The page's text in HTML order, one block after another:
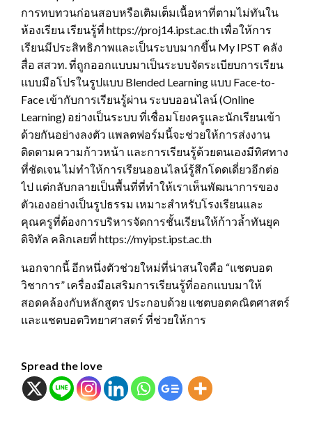
การทบทวนก่อนสอบหรือเติมเต็มเนื้อหาที่ตามไม่ทันใน
ห้องเรียน เรียนรู้ที่ https://proj14.ipst.ac.th เพื่อให้การ
เรียนมีประสิทธิภาพและเป็นระบบมากขึ้น My IPST คลัง
สื่อ สสวท. ที่ถูกออกแบบมาเป็นระบบจัดระเบียบการเรียน
แบบมือโปรในรูปแบบ Blended Learning แบบ Face-to-
Face เข้ากับการเรียนรู้ผ่าน ระบบออนไลน์ (Online
Learning) อย่างเป็นระบบ ที่เชื่อมโยงครูและนักเรียนเข้า
ด้วยกันอย่างลงตัว แพลตฟอร์มนี้จะช่วยให้การส่งงาน
ติดตามความก้าวหน้า และการเรียนรู้ด้วยตนเองมีทิศทาง
ที่ชัดเจน ไม่ทำให้การเรียนออนไลน์รู้สึกโดดเดี่ยวอีกต่อ
ไป แต่กลับกลายเป็นพื้นที่ที่ทำให้เราเห็นพัฒนาการของ
ตัวเองอย่างเป็นรูปธรรม เหมาะสำหรับโรงเรียนและ
คุณครูที่ต้องการบริหารจัดการชั้นเรียนให้ก้าวล้ำทันยุค
ดิจิทัล คลิกเลยที่ https://myipst.ipst.ac.th
นอกจากนี้ อีกหนึ่งตัวช่วยใหม่ที่น่าสนใจคือ “แชตบอต
วิชาการ” เครื่องมือเสริมการเรียนรู้ที่ออกแบบมาให้
สอดคล้องกับหลักสูตร ประกอบด้วย แชตบอตคณิตศาสตร์
และแชตบอตวิทยาศาสตร์ ที่ช่วยให้การ
Spread the love